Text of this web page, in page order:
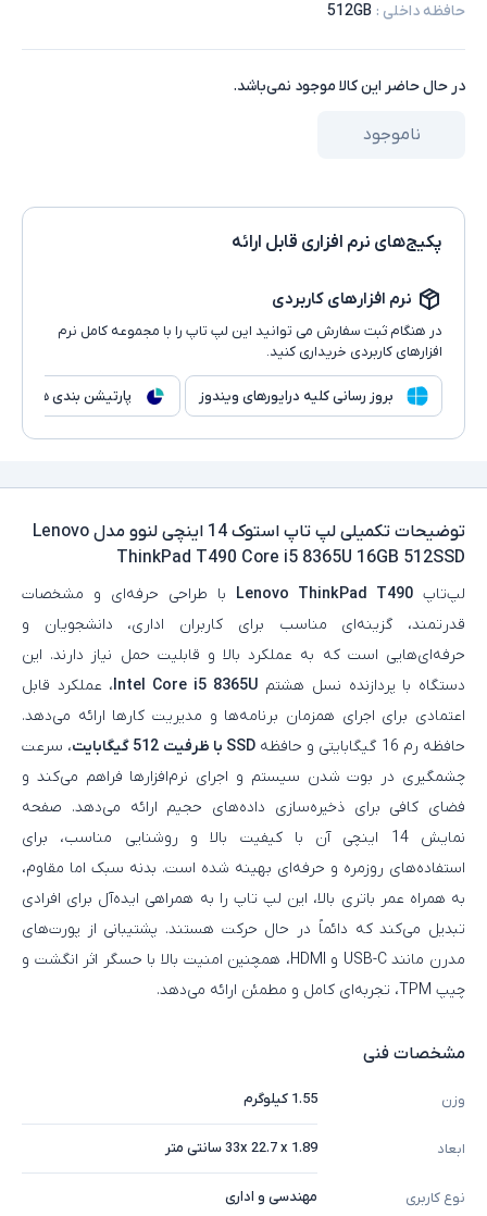
حافظه داخلی :
512GB
در حال حاضر این کالا موجود نمی‌باشد.
ناموجود
پکیج‌های نرم افزاری قابل ارائه
نرم افزارهای کاربردی
در هنگام ثبت سفارش می توانید این لپ تاپ را با مجموعه کامل نرم
افزارهای کاربردی خریداری کنید.
بروز رسانی کلیه درایورهای ویندوز پارتیشن بندی هارد
توضیحات تکمیلی
لپ تاپ استوک 14 اینچی لنوو مدل Lenovo
ThinkPad T490 Core i5 8365U 16GB 512SSD
لپ‌تاپ Lenovo ThinkPad T490 با طراحی حرفه‌ای و مشخصات
قدرتمند، گزینه‌ای مناسب برای کاربران اداری، دانشجویان و
حرفه‌ای‌هایی است که به عملکرد بالا و قابلیت حمل نیاز دارند. این
دستگاه با پردازنده نسل هشتم Intel Core i5 8365U، عملکرد قابل‌
اعتمادی برای اجرای همزمان برنامه‌ها و مدیریت کارها ارائه می‌دهد.
حافظه رم 16 گیگابایتی و حافظه
SSD با ظرفیت 512 گیگابایت
، سرعت
چشمگیری در بوت شدن سیستم و اجرای نرم‌افزارها فراهم می‌کند و
فضای کافی برای ذخیره‌سازی داده‌های حجیم ارائه می‌دهد. صفحه‌
نمایش 14 اینچی آن با کیفیت بالا و روشنایی مناسب، برای
استفاده‌های روزمره و حرفه‌ای بهینه شده است. بدنه سبک اما مقاوم،
به همراه عمر باتری بالا، این لپ‌ تاپ را به همراهی ایده‌آل برای افرادی
تبدیل می‌کند که دائماً در حال حرکت هستند. پشتیبانی از پورت‌های
مدرن مانند USB-C و HDMI، همچنین امنیت بالا با حسگر اثر انگشت و
چیپ TPM، تجربه‌ای کامل و مطمئن ارائه می‌دهد.
مشخصات فنی
وزن 1.55 کیلوگرم
ابعاد 33x 22.7 x 1.89 سانتی متر
نوع کاربری مهندسی و اداری